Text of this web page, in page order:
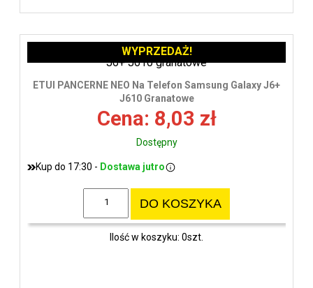
ETUI PANCERNE NEO Na Telefon Samsung Galaxy J6+
J610 Granatowe
Cena: 8,03 zł
Dostępny
Kup do 17:30 - Dostawa jutro
DO KOSZYKA
Ilość w koszyku: 0szt.
WYPRZEDAŻ!